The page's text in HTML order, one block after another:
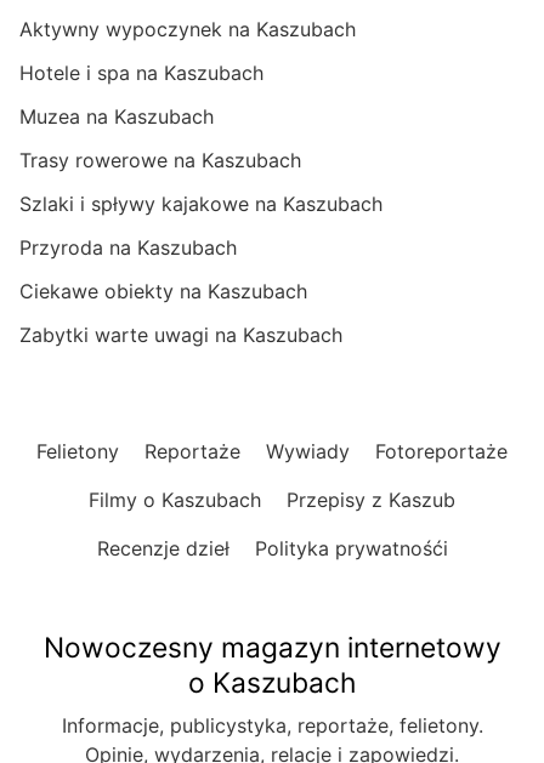
Aktywny wypoczynek na Kaszubach
Hotele i spa na Kaszubach
Muzea na Kaszubach
Trasy rowerowe na Kaszubach
Szlaki i spływy kajakowe na Kaszubach
Przyroda na Kaszubach
Ciekawe obiekty na Kaszubach
Zabytki warte uwagi na Kaszubach
Felietony Reportaże Wywiady
Fotoreportaże
Filmy o Kaszubach
Przepisy z Kaszub
Recenzje dzieł
Polityka prywatnośći
Nowoczesny magazyn internetowy
o Kaszubach
Informacje, publicystyka, reportaże, felietony.
Opinie, wydarzenia, relacje i zapowiedzi.